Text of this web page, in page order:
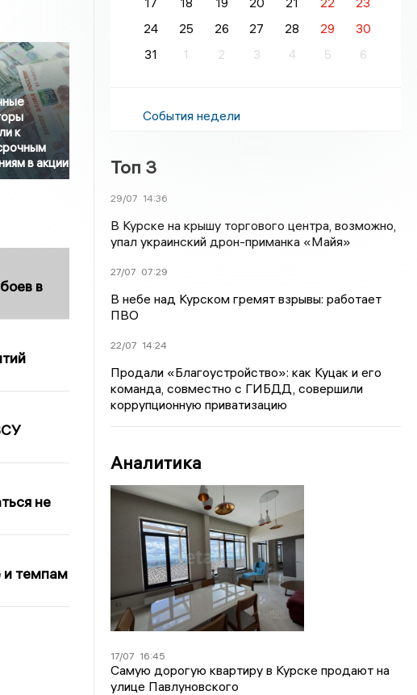
к
в акции
в
не
и темпам
24
25 26 27 28 29
30
31
1 2 3 4 5 6
События недели
Топ 3
29/07 14:36
В Курске на крышу торгового центра, возможно,
упал украинский дрон-приманка «Майя»
27/07 07:29
В небе над Курском гремят взрывы: работает
ПВО
22/07 14:24
Продали «Благоустройство»: как Куцак и его
команда, совместно с ГИБДД, совершили
коррупционную приватизацию
Аналитика
17/07 16:45
Самую дорогую квартиру в Курске продают на
улице Павлуновского